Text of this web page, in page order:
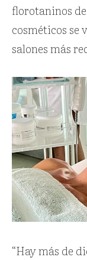
florotaninos
cosméticos se
salones más
“Hay más de